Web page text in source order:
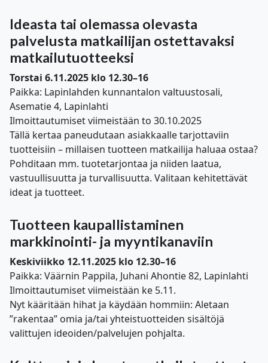
Ideasta tai olemassa olevasta
palvelusta matkailijan ostettavaksi
matkailutuotteeksi
Torstai 6.11.2025 klo 12.30–16
Paikka: Lapinlahden kunnantalon valtuustosali,
Asematie 4, Lapinlahti
Ilmoittautumiset viimeistään to 30.10.2025
Tällä kertaa paneudutaan asiakkaalle tarjottaviin
tuotteisiin – millaisen tuotteen matkailija haluaa ostaa?
Pohditaan mm. tuotetarjontaa ja niiden laatua,
vastuullisuutta ja turvallisuutta. Valitaan kehitettävät
ideat ja tuotteet.
Tuotteen kaupallistaminen
markkinointi- ja myyntikanaviin
Keskiviikko 12.11.2025 klo 12.30–16
Paikka: Väärnin Pappila, Juhani Ahontie 82, Lapinlahti
Ilmoittautumiset viimeistään ke 5.11.
Nyt kääritään hihat ja käydään hommiin: Aletaan
”rakentaa” omia ja/tai yhteistuotteiden sisältöjä
valittujen ideoiden/palvelujen pohjalta.